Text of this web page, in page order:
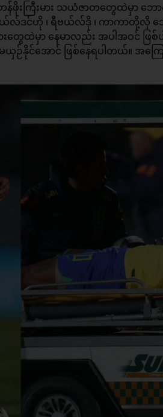
းကြီးမား သယံဇာတတွေထဲမှာ ဘေ
ယ်လ်ဒင်ဟို ၊ ရီဗယ်လ်ဒို ၊ ကာကာတို့လို
းတွေထဲမှာ နေမာလည်း အပါအဝင် ဖြစ်
ဉ်နိုင်အောင် ဖြစ်နေရပါတယ်။ အက